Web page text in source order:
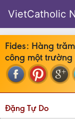
VietCatholic
Fides: Hàng
công một
Đặng Tự Do